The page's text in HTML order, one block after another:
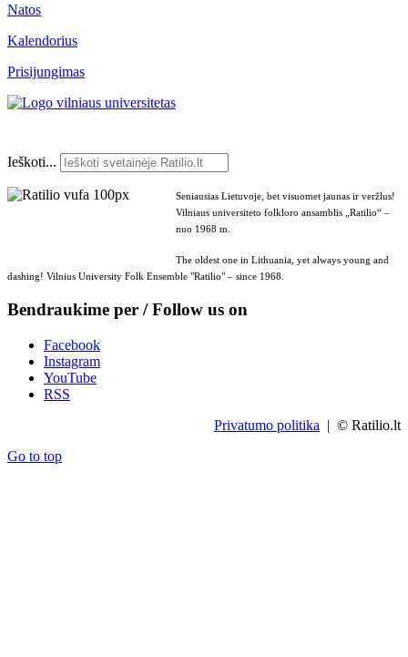
Natos
Kalendorius
Prisijungimas
Ieškoti...
Seniausias Lietuvoje, bet visuomet jaunas ir veržlus!
Vilniaus universiteto folkloro ansamblis „Ratilio“ –
nuo 1968 m.
The oldest one in Lithuania, yet always young and
dashing! Vilnius University Folk Ensemble "Ratilio" – since 1968.
Bendraukime per / Follow us on
Facebook
Instagram
YouTube
RSS
Privatumo politika | © Ratilio.lt
Go to top